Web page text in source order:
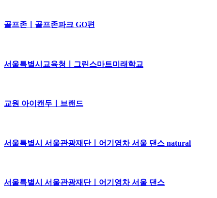
골프존ㅣ골프존파크 GO편
서울특별시교육청ㅣ그린스마트미래학교
교원 아이캔두ㅣ브랜드
서울특별시 서울관광재단ㅣ어기영차 서울 댄스 natural
서울특별시 서울관광재단ㅣ어기영차 서울 댄스